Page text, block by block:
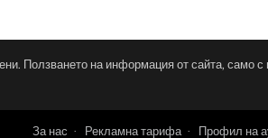
Ползването на информация от сайта, само с
За нас Рекламна тарифа Профил на